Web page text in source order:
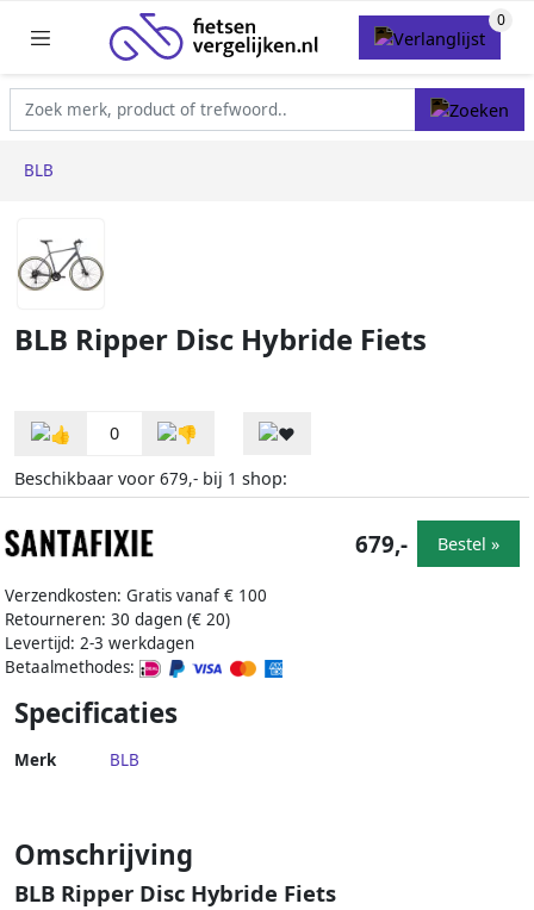
BLB
BLB Ripper Disc Hybride Fiets
0
Beschikbaar voor 679,- bij 1 shop:
Verzendkosten: Gratis vanaf € 100
Retourneren: 30 dagen (€ 20)
Levertijd: 2-3 werkdagen
Betaalmethodes:
679,- Bestel »
Specificaties
Merk BLB
Omschrijving
BLB Ripper Disc Hybride Fiets